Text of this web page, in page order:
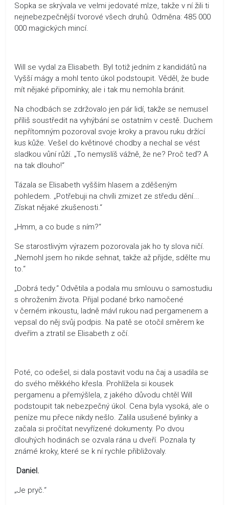
Sopka se skrývala ve velmi jedovaté mlze, takže v ní žili ti
nejnebezpečnější tvorové všech druhů. Odměna: 485 000
000 magických mincí.
Will se vydal za Elisabeth. Byl totiž jedním z kandidátů na
Vyšší mágy a mohl tento úkol podstoupit. Věděl, že bude
mít nějaké připomínky, ale i tak mu nemohla bránit.
Na chodbách se zdržovalo jen pár lidí, takže se nemusel
příliš soustředit na vyhýbání se ostatním v cestě. Duchem
nepřítomným pozoroval svoje kroky a pravou ruku držící
kus kůže. Vešel do květinové chodby a nechal se vést
sladkou vůní růží. „To nemyslíš vážně, že ne? Proč teď? A
na tak dlouho!“
Tázala se Elisabeth vyšším hlasem a zděšeným
pohledem. „Potřebuji na chvíli zmizet ze středu dění...
Získat nějaké zkušenosti.“
„Hmm, a co bude s ním?“
Se starostlivým výrazem pozorovala jak ho ty slova ničí.
„Nemohl jsem ho nikde sehnat, takže až přijde, sdělte mu
to.“
„Dobrá tedy.“ Odvětila a podala mu smlouvu o samostudiu
s ohrožením života. Přijal podané brko namočené
v černém inkoustu, ladně mávl rukou nad pergamenem a
vepsal do něj svůj podpis. Na patě se otočil směrem ke
dveřím a ztratil se Elisabeth z očí.
Poté, co odešel, si dala postavit vodu na čaj a usadila se
do svého měkkého křesla. Prohlížela si kousek
pergamenu a přemýšlela, z jakého důvodu chtěl Will
podstoupit tak nebezpečný úkol. Cena byla vysoká, ale o
peníze mu přece nikdy nešlo. Zalila usušené bylinky a
začala si pročítat nevyřízené dokumenty. Po dvou
dlouhých hodinách se ozvala rána u dveří. Poznala ty
známé kroky, které se k ní rychle přibližovaly.
Daniel.
„Je pryč.“